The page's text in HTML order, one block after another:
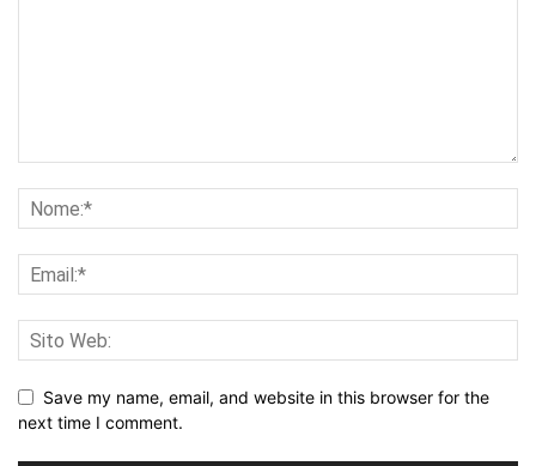
Save my name, email, and website in this browser for the
next time I comment.